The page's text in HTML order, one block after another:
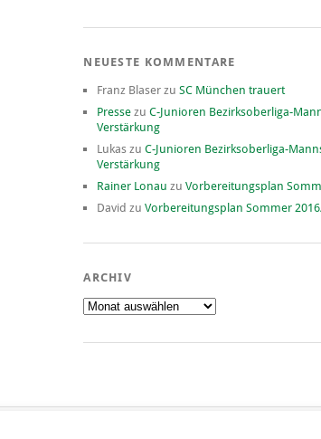
NEUESTE KOMMENTARE
Franz Blaser zuSC München trauert
Presse zuC-Junioren Bezirksoberliga-
Verstärkung
Lukas zuC-Junioren Bezirksoberliga-
Verstärkung
Rainer Lonau zuVorbereitungsplan
David zuVorbereitungsplan Sommer
ARCHIV
Archiv